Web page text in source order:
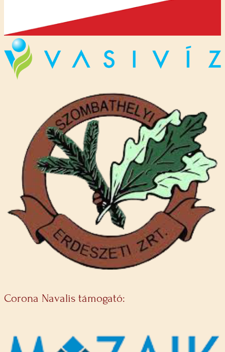
Corona Navalis támogató: